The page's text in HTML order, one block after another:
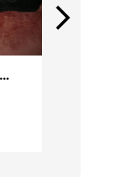
arrow_forward_ios